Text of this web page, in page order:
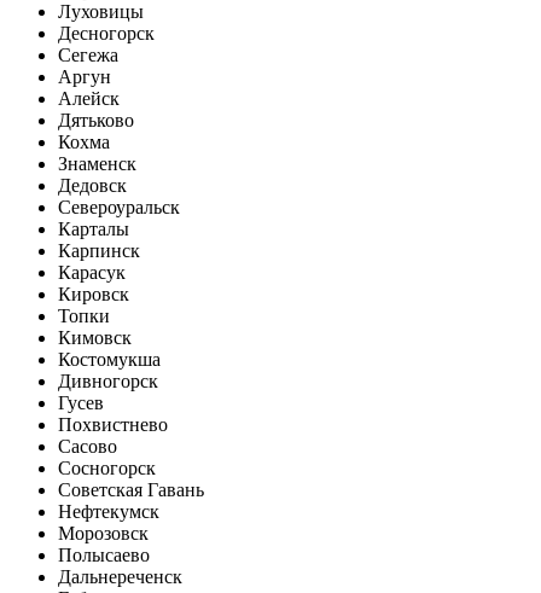
Луховицы
Десногорск
Сегежа
Аргун
Алейск
Дятьково
Кохма
Знаменск
Дедовск
Североуральск
Карталы
Карпинск
Карасук
Кировск
Топки
Кимовск
Костомукша
Дивногорск
Гусев
Похвистнево
Сасово
Сосногорск
Советская Гавань
Нефтекумск
Морозовск
Полысаево
Дальнереченск